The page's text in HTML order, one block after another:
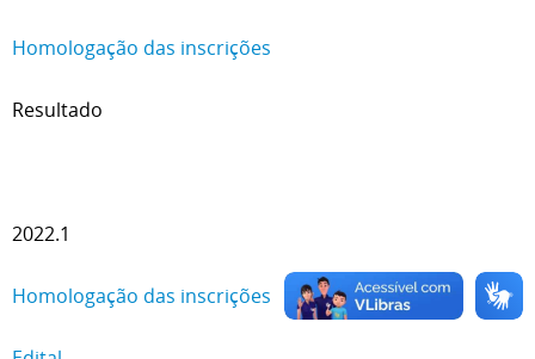
Homologação das inscrições
Resultado
2022.1
Homologação das inscrições